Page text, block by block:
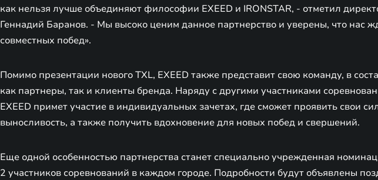
как нельзя лучше объединяют философии EXEED и IRONSTAR, - отметил
Геннадий Баранов. - Мы высоко ценим данное партнерство и уверены, что нас
совместных побед».
Помимо презентации нового TXL, EXEED также представит свою команду, в
как партнеры, так и клиенты бренда. Наряду с другими участниками
EXEED примет участие в индивидуальных зачетах, где сможет проявить свои
выносливость, а также получить вдохновение для новых побед и свершений.
Еще одной особенностью партнерства станет специально учрежденная
2 участников соревнований в каждом городе. Подробности будут объявлены